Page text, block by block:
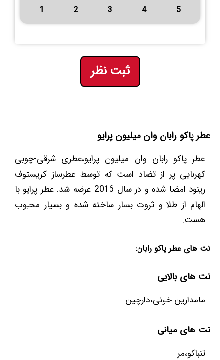
1 2 3 4 5
ثبت نظر
عطر پاکو رابان وان میلیون پرایو
عطر پاکو رابان وان میلیون پرایو،عطری شرقی-چوبی
کهربایی پر از تضاد است که توسط عطرساز کریستوف
رینود امضا شده و در سال 2016 عرضه شد. عطر پرایو با
الهام از طلا و ثروت بسار ساخته شده و بسیار محبوب
هست.
نت های عطر پاکو رابان:
نت های بالایی
مامدارین خونی،دارچین
نت های میانی
تنباکو،مر